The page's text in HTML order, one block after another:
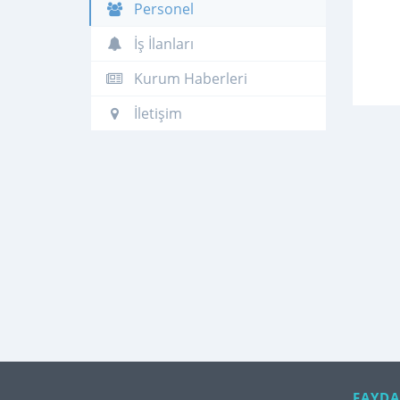
Personel
İş İlanları
Kurum Haberleri
İletişim